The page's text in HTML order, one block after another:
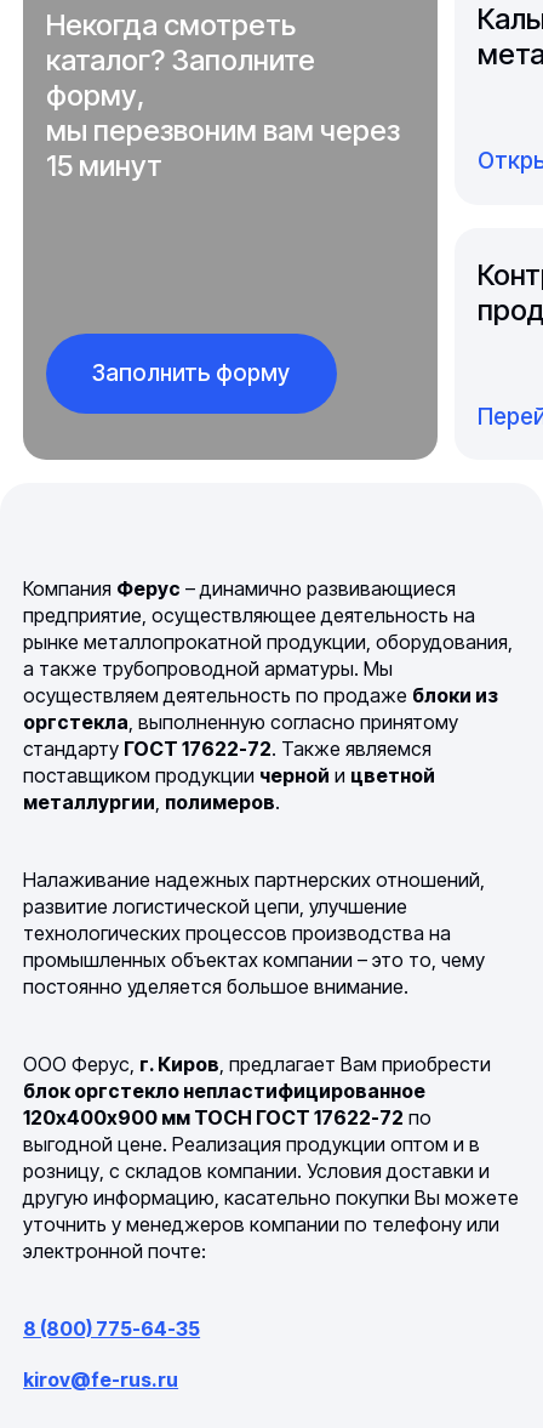
Некогда смотреть
каталог? Заполните
форму,
мы перезвоним вам через
15 минут
Заполнить форму
Компания Ферус – динамично развивающиеся
предприятие, осуществляющее деятельность на
рынке металлопрокатной продукции, оборудования,
а также трубопроводной арматуры. Мы
осуществляем деятельность по продаже блоки из
оргстекла, выполненную согласно принятому
стандарту ГОСТ 17622-72. Также являемся
поставщиком продукции черной и цветной
металлургии, полимеров.
Налаживание надежных партнерских отношений,
развитие логистической цепи, улучшение
технологических процессов производства на
промышленных объектах компании – это то, чему
постоянно уделяется большое внимание.
ООО Ферус, г. Киров, предлагает Вам приобрести
блок оргстекло непластифицированное
120х400х900 мм ТОСН ГОСТ 17622-72 по
выгодной цене. Реализация продукции оптом и в
розницу, с складов компании. Условия доставки и
другую информацию, касательно покупки Вы можете
уточнить у менеджеров компании по телефону или
электронной почте:
8 (800) 775-64-35
kirov@fe-rus.ru